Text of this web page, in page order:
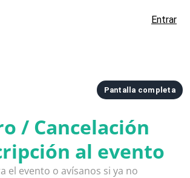
Entrar
Pantalla completa
/ Cancelación
al evento
el evento o avísanos si ya no